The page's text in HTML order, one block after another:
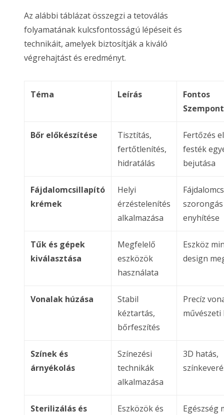
Az alábbi táblázat összegzi a tetoválás
folyamatának kulcsfontosságú lépéseit és
technikáit, amelyek biztosítják a kiváló
végrehajtást és eredményt.
Téma Leírás
Fontos
Bőr előkészítése
Tisztítás,
fertőtlenítés,
hidratálás
Fertőzés
festék
bejutása
Fájdalomcsillapító
krémek
Helyi
érzéstelenítés
alkalmazása
szorongás
enyhítése
Tűk és gépek
kiválasztása
Megfelelő
eszközök
használata
Eszköz
design
Vonalak húzása
Stabil
kéztartás,
bőrfeszítés
Precíz
művészeti
Színek és
árnyékolás
Színezési
technikák
alkalmazása
3D hatás,
Sterilizálás és Eszközök és Egészség